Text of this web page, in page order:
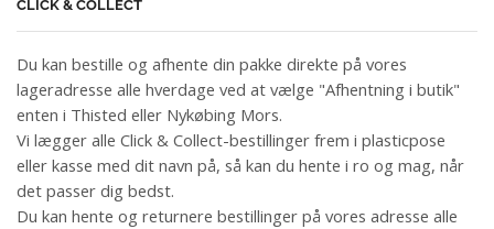
CLICK & COLLECT
Du kan bestille og afhente din pakke direkte på vores
lageradresse alle hverdage ved at vælge "Afhentning i butik"
enten i Thisted eller Nykøbing Mors.
Vi lægger alle Click & Collect-bestillinger frem i plasticpose
eller kasse med dit navn på, så kan du hente i ro og mag, når
det passer dig bedst.
Du kan hente og returnere bestillinger på vores adresse alle